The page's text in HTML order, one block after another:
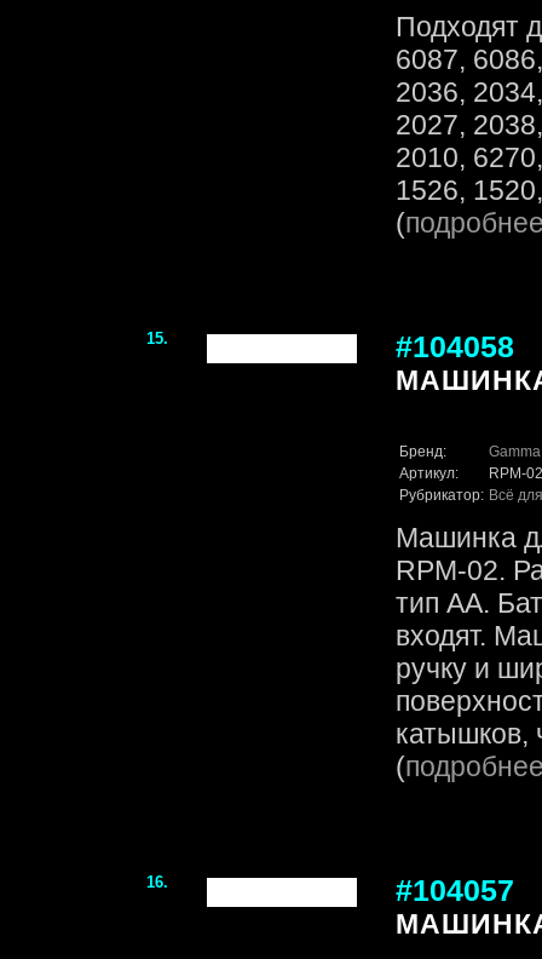
Подходят
6087,
2036,
2027,
2010,
1526,
(
15. #104058
Бренд:
Gamma
Артикул:
RPM-02
Рубрикатор: Всё
Машинка
RPM-02.
тип АА.
входят.
ручку и
катышков,
(
16. #104057